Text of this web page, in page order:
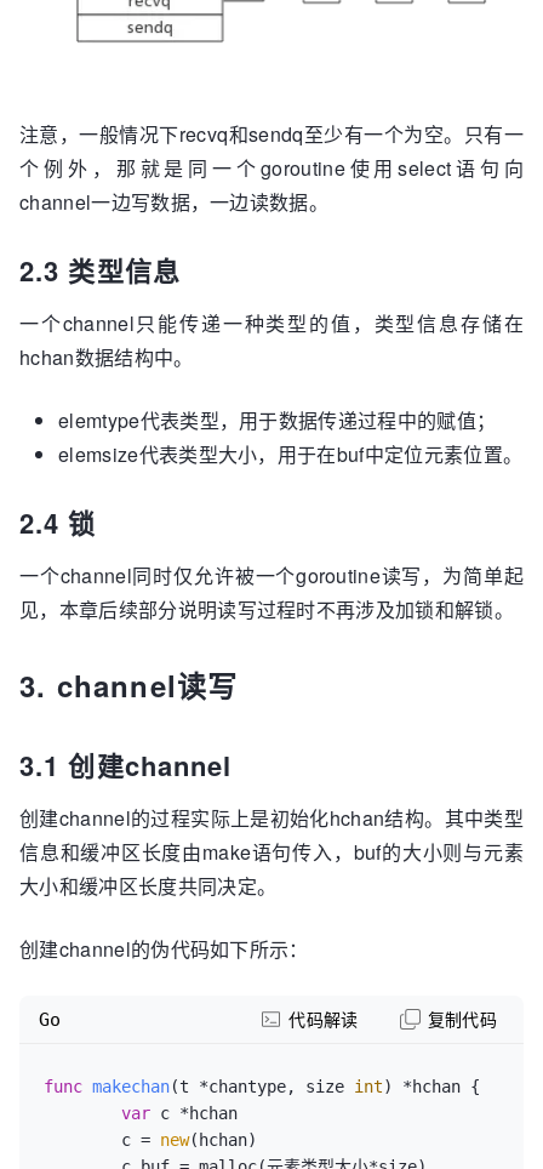
注意，一般情况下recvq和sendq至少有一个为空。只有一
个例外，那就是同一个goroutine使用select语句向
channel一边写数据，一边读数据。
2.3 类型信息
一个channel只能传递一种类型的值，类型信息存储在
hchan数据结构中。
elemtype代表类型，用于数据传递过程中的赋值；
elemsize代表类型大小，用于在buf中定位元素位置。
2.4 锁
一个channel同时仅允许被一个goroutine读写，为简单起
见，本章后续部分说明读写过程时不再涉及加锁和解锁。
3. channel读写
3.1 创建channel
创建channel的过程实际上是初始化hchan结构。其中类型
信息和缓冲区长度由make语句传入，buf的大小则与元素
大小和缓冲区长度共同决定。
创建channel的伪代码如下所示：
func makechan(t *chantype, size int)
*hchan {
var c *hchan
	c =
new(hchan)
Go 代码解读 复制代码